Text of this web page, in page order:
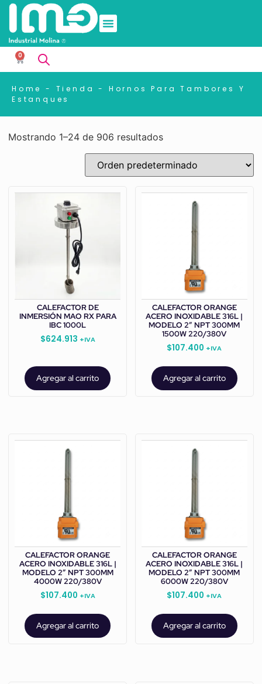
0
Home - Tienda - Hornos Para Tambores Y
Estanques
Mostrando 1–24 de 906 resultados
CALEFACTOR DE
INMERSIÓN MAO RX PARA
IBC 1000L
$624.913 +IVA
Agregar al carrito
CALEFACTOR ORANGE
ACERO INOXIDABLE 316L |
MODELO 2” NPT 300MM
1500W 220/380V
$107.400 +IVA
Agregar al carrito
CALEFACTOR ORANGE
ACERO INOXIDABLE 316L |
MODELO 2” NPT 300MM
4000W 220/380V
$107.400 +IVA
Agregar al carrito
CALEFACTOR ORANGE
ACERO INOXIDABLE 316L |
MODELO 2” NPT 300MM
6000W 220/380V
$107.400 +IVA
Agregar al carrito